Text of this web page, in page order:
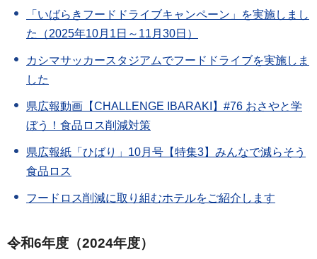
「いばらきフードドライブキャンペーン」を実施しまし
た（2025年10月1日～11月30日）
カシマサッカースタジアムでフードドライブを実施しま
した
県広報動画【CHALLENGE IBARAKI】#76 おさやと学
ぼう！食品ロス削減対策
県広報紙「ひばり」10月号【特集3】みんなで減らそう
食品ロス
フードロス削減に取り組むホテルをご紹介します
令和6年度（2024年度）